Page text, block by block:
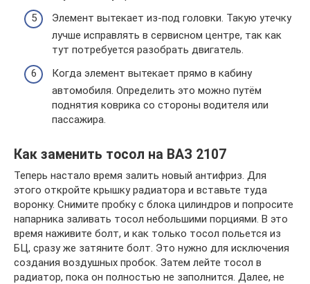
Элемент вытекает из-под головки. Такую утечку
лучше исправлять в сервисном центре, так как
тут потребуется разобрать двигатель.
Когда элемент вытекает прямо в кабину
автомобиля. Определить это можно путём
поднятия коврика со стороны водителя или
пассажира.
Как заменить тосол на ВАЗ 2107
Теперь настало время залить новый антифриз. Для
этого откройте крышку радиатора и вставьте туда
воронку. Снимите пробку с блока цилиндров и попросите
напарника заливать тосол небольшими порциями. В это
время наживите болт, и как только тосол польется из
БЦ, сразу же затяните болт. Это нужно для исключения
создания воздушных пробок. Затем лейте тосол в
радиатор, пока он полностью не заполнится. Далее, не